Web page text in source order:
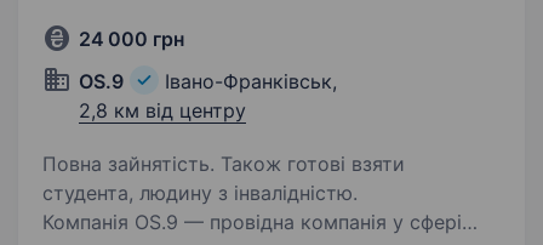
24 000 грн
OS.9
Івано-Франківськ,
2,8 км від центру
Повна зайнятість. Також готові взяти
студента, людину з інвалідністю.
Компанія OS.9 — провідна компанія у сфері